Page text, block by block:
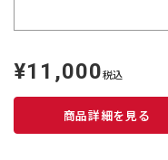
定
価
¥11,000税込
商品詳細を見る